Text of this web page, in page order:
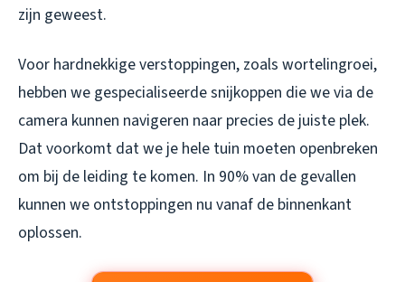
zijn geweest.
Voor hardnekkige verstoppingen, zoals wortelingroei,
hebben we gespecialiseerde snijkoppen die we via de
camera kunnen navigeren naar precies de juiste plek.
Dat voorkomt dat we je hele tuin moeten openbreken
om bij de leiding te komen. In 90% van de gevallen
kunnen we ontstoppingen nu vanaf de binnenkant
oplossen.